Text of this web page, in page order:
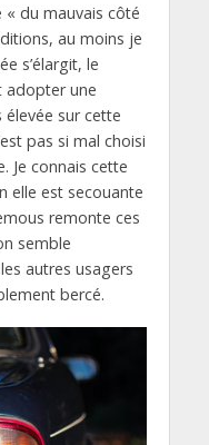
« du mauvais côté
au moins je
s’élargit, le
adopter une
sur cette
pas si mal choisi
Je connais cette
elle est secouante
remonte ces
semble
autres usagers
bercé.